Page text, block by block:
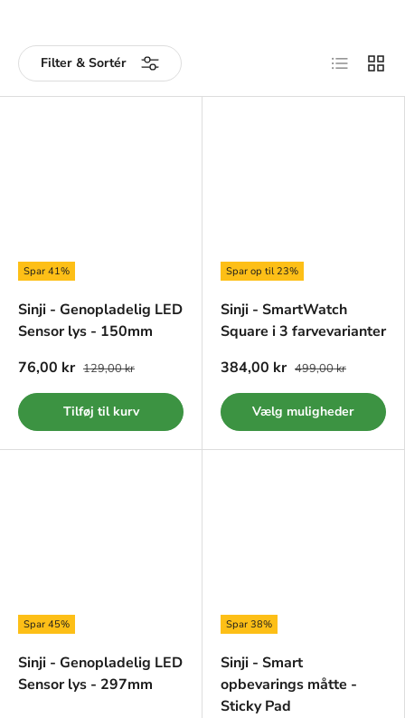
Filter & Sortér Liste Gitter
Spar 41%
Sinji - Genopladelig LED
Sensor lys - 150mm
76,00 kr 129,00 kr
Tilføj til kurv
Spar op til 23%
Sinji - SmartWatch
Square i 3 farvevarianter
384,00 kr 499,00 kr
Vælg muligheder
Spar 45%
Sinji - Genopladelig LED
Sensor lys - 297mm
Spar 38%
Sinji - Smart
opbevarings måtte -
Sticky Pad